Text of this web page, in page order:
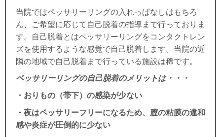
当院ではペッサリーリングの入れっぱなしはもちろ
ん、ご希望に応じて自己脱着の指導まで行っておりま
す。自己脱着とはペッサリーリングをコンタクトレン
ズを使用するような感覚で自己脱着します。当院の近
隣の地域で自己脱着まで行っている施設は稀です。
ペッサリーリングの自己脱着のメリットは・・・
・おりもの（帯下）の感染が少ない
・夜はペッサリーフリーになるため、膣の粘膜の違和
感や炎症が圧倒的に少ない